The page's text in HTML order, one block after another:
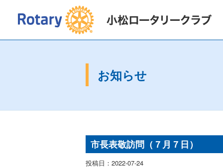
お知らせ
市長表敬訪問（７月７日）
投稿日：2022-07-24